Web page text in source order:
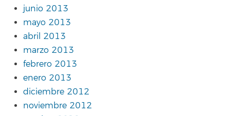
junio 2013
mayo 2013
abril 2013
marzo 2013
febrero 2013
enero 2013
diciembre 2012
noviembre 2012